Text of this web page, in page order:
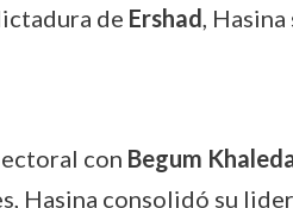
de Ershad,
con Begum
Hasina consolidó su